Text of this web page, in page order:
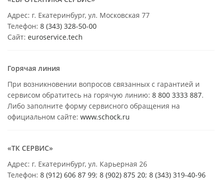
Адрес: г. Екатеринбург, ул. Московская 77
Телефон: 8 (343) 328-50-00
Сайт: euroservice.tech
Горячая линия
При возникновении вопросов связанных с гарантией и
сервисом обратитесь на горячую линию: 8 800 3333 887.
Либо заполните форму сервисного обращения на
официальном сайте: www.schock.ru
«ТК СЕРВИС»
Адрес: г. Екатеринбург, ул. Карьерная 26
Телефон: 8 (912) 606 87 99; 8 (902) 875 20; 8 (343) 319-40-96